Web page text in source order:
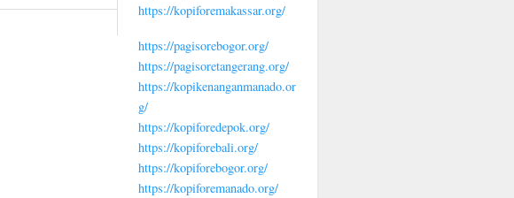
https://kopiforemakassar.org/
https://pagisorebogor.org/
https://pagisoretangerang.org/
https://kopikenanganmanado.or
g/
https://kopiforedepok.org/
https://kopiforebali.org/
https://kopiforebogor.org/
https://kopiforemanado.org/